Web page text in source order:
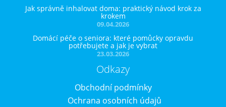
09.04.2026
Jak správně inhalovat doma: praktický návod krok za
krokem
23.03.2026
Domácí péče o seniora: které pomůcky opravdu
potřebujete a jak je vybrat
Odkazy
Obchodní podmínky
Ochrana osobních údajů